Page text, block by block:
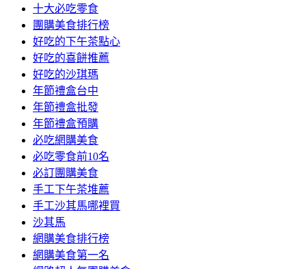
十大必吃零食
團購美食排行榜
好吃的下午茶點心
好吃的喜餅推薦
好吃的沙琪瑪
年節禮盒台中
年節禮盒批發
年節禮盒預購
必吃網購美食
必吃零食前10名
必訂團購美食
手工下午茶堆薦
手工沙其馬哪裡買
沙其馬
網購美食排行榜
網購美食第一名